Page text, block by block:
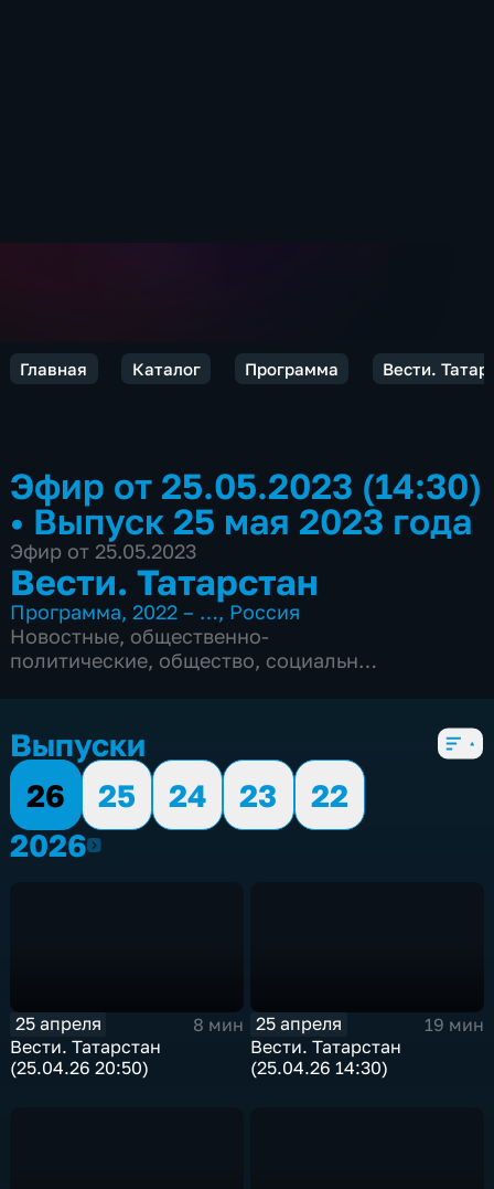
Главная Каталог Программа Вести.
Эфир от 25.05.2023 (14:30)
• Выпуск 25 мая 2023 года
Эфир от 25.05.2023
Вести. Татарстан
Программа,2022 – …, Россия
Новостные, общественно-
политические, общество, социально-
Выпуски
26
25 24 23
22
20262026
25 апреля
8 мин
Вести. Татарстан
(25.04.26 20:50)
25 апреля
19 мин
Вести. Татарстан
(25.04.26 14:30)